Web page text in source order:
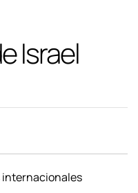
Israel
internacionales